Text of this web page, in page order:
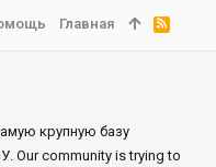
крупную базу
Our community is trying to
Главная
R
S